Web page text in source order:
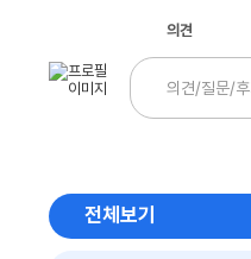
의견
전체보기